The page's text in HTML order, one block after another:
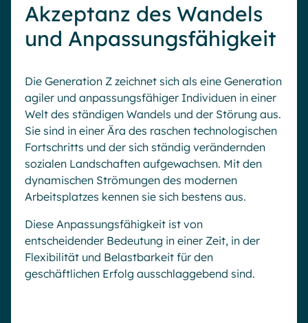
Akzeptanz des Wandels
und Anpassungsfähigkeit
Die Generation Z zeichnet sich als eine Generation
agiler und anpassungsfähiger Individuen in einer
Welt des ständigen Wandels und der Störung aus.
Sie sind in einer Ära des raschen technologischen
Fortschritts und der sich ständig verändernden
sozialen Landschaften aufgewachsen. Mit den
dynamischen Strömungen des modernen
Arbeitsplatzes kennen sie sich bestens aus.
Diese Anpassungsfähigkeit ist von
entscheidender Bedeutung in einer Zeit, in der
Flexibilität und Belastbarkeit für den
geschäftlichen Erfolg ausschlaggebend sind.